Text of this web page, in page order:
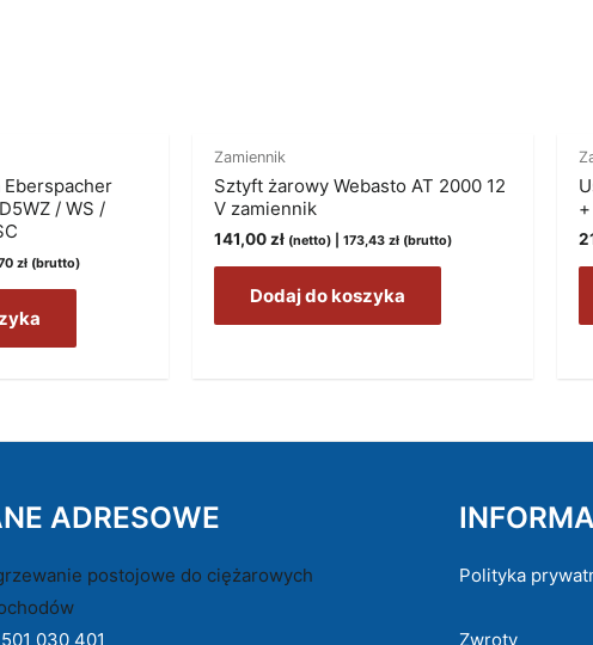
Eberspacher
/ WS /
zł (brutto)
Zamiennik
Sztyft żarowy Webasto AT 2000 12
V zamiennik
141,00zł (netto) | 173,43 zł (brutto)
Dodaj do koszyka
ADRESOWE
030 401
Polityka
Zwroty